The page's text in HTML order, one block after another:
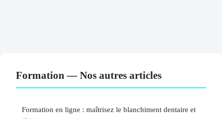
Formation — Nos autres articles
Formation en ligne : maîtrisez le blanchiment dentaire et